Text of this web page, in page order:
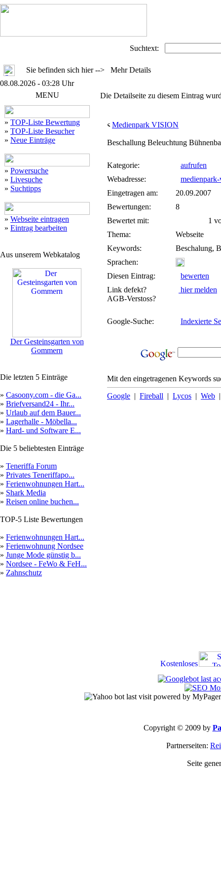
Suchtext:
Sie befinden sich hier --> Mehr Details
08.08.2026 - 03:28 Uhr
MENU
» TOP-Liste Bewertung
» TOP-Liste Besucher
» Neue Einträge
» Powersuche
» Livesuche
» Suchtipps
» Webseite eintragen
» Eintrag bearbeiten
Aus unserem Webkatalog
Der Gesteinsgarten von
Gommern
Die letzten 5 Einträge
» Casoony.com - die Ga...
» Briefversand24 - Ihr...
» Urlaub auf dem Bauer...
» Lagerhalle - Möbella...
» Hard- und Software E...
Die 5 beliebtesten Einträge
» Teneriffa Forum
» Privates Teneriffapo...
» Ferienwohnungen Hart...
» Shark Media
» Reisen online buchen...
TOP-5 Liste Bewertungen
» Ferienwohnungen Hart...
» Ferienwohnung Nordsee
» Junge Mode günstig b...
» Nordsee - FeWo & FeH...
» Zahnschutz
Die Detailseite zu diesem Eintrag
Medienpark VISION
Beschallung Beleuchtung
Kategorie:
aufrufen
Webadresse:
Eingetragen am:
20.09.2007
Bewertungen:
8
Bewertet mit:
1
Thema:
Webseite
Keywords:
Beschalung,
Sprachen:
Diesen Eintrag:
bewerten
Link defekt?
AGB-Verstoss?
hier melden
Google-Suche: Indexierte
Mit den eingetragenen Keywords
Google | Fireball | Lycos | Web
Copyright © 2009 by
Partnerseiten:
Seite